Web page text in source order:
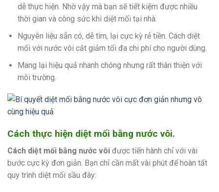
dễ thực hiện. Nhờ vậy mà bạn sẽ tiết kiệm được nhiều
thời gian và công sức khi diệt mối tại nhà.
Nguyên liệu sẵn có, dễ tìm, lại cực kỳ rẻ tiền. Cách diệt
mối với nước vôi cắt giảm tối đa chi phí cho người dùng.
Mang lại hiệu quả nhanh chóng nhưng rất thân thiện với
môi trường.
Cách thực hiện diệt mối bằng nước vôi.
Cách diệt mối bằng nước vôi được tiến hành chỉ với vài
bước cực kỳ đơn giản. Bạn chỉ cần mất vài phút để hoàn tất
quy trình diệt mối sầu đây: